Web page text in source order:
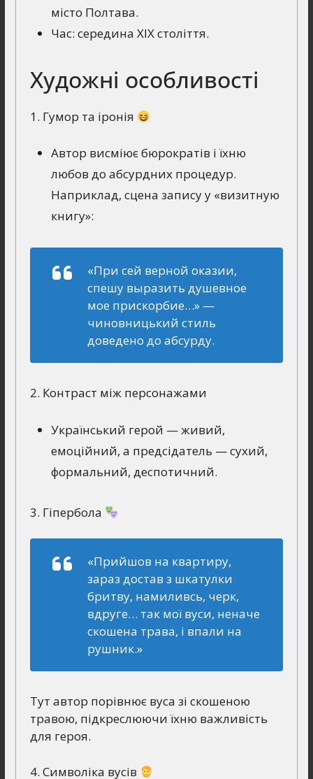
місто Полтава.
Час: середина XIX століття.
Художні особливості
1. Гумор та іронія
Автор висміює бюрократів і їхню
любов до абсурдних процедур.
Наприклад, сцена запису у «визитную
книгу»:
«При сей верной оказии,
спешу выразить душевное
мое прискорбие…»—
чиновницький стиль
доведено до абсурду.
2. Контраст між персонажами
Український герой — живий,
емоційний, а предсідатель — сухий,
формальний, деспотичний.
3. Гіпербола
«Прийшов на квартиру,
зараз достав з шкатулки
бритву, намиливсь, черк,
вдруге… так мої вуси, неначе
скошена трава, і впали на
рушник.»
Тут автор порівнює вуса зі скошеною
травою, підкреслюючи їхню важливість
для героя.
4. Символіка вусів